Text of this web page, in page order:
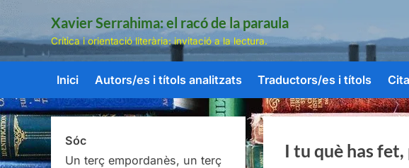
Skip
content
Xavier Serrahima: el racó de la paraula
Crítica i orientació literària: invitació a la lectura.
Inici Autors/es i títols analitzats Traductors/es i títols
I tu què has
Sóc
Un terç empordanès, un terç